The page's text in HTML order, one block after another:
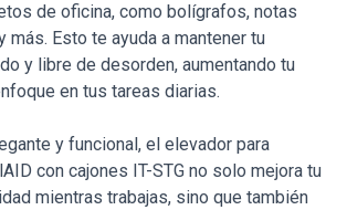
de oficina, como bolígrafos, notas
más. Esto te ayuda a mantener tu
y libre de desorden, aumentando tu
en tus tareas diarias.
y funcional, el elevador para
con cajones IT-STG no solo mejora tu
mientras trabajas, sino que también